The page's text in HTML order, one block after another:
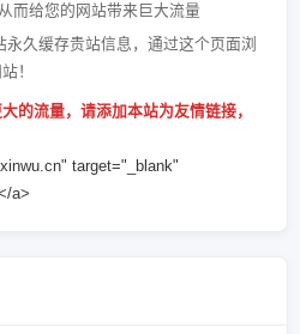
而给您的网站带来巨大流量
久缓存贵站信息，通过这个页面浏
！
的流量，请添加本站为友情链接，
target="_blank"
a>